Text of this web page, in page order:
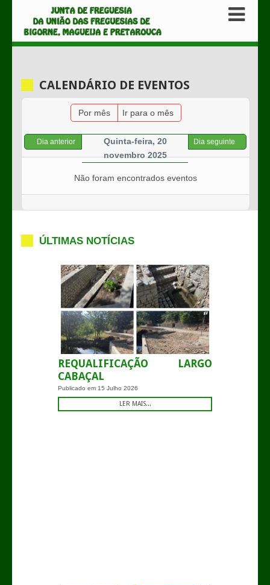
CALENDÁRIO DE EVENTOS
Por mês Ir para o mês
Dia anterior
Quinta-feira, 20
novembro 2025
Dia seguinte
Não foram encontrados eventos
ÚLTIMAS NOTÍCIAS
REQUALIFICAÇÃO LARGO
CABAÇAL
Publicado em 15 Julho 2026
LER MAIS...